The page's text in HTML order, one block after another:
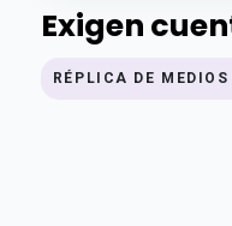
Exigen
RÉPLICA DE MEDIOS